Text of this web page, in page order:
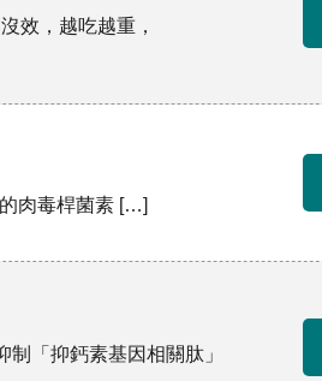
效，越吃越重，
肉毒桿菌素 […]
「抑鈣素基因相關肽」